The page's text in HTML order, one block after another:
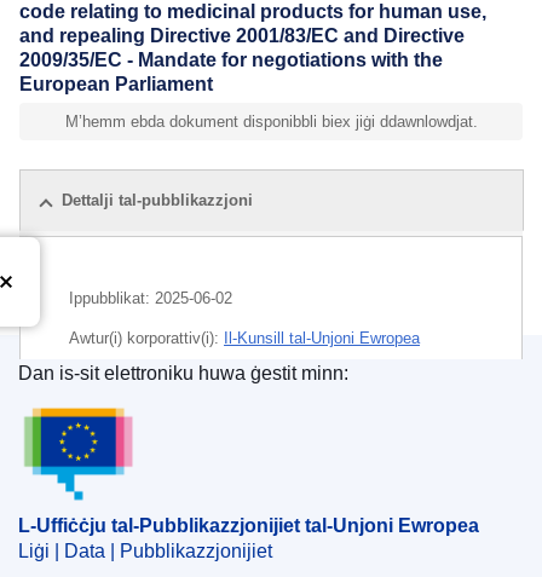
code relating to medicinal products for human use,
and repealing Directive 2001/83/EC and Directive
2009/35/EC - Mandate for negotiations with the
European Parliament
M’hemm ebda dokument disponibbli biex jiġi ddawnlowdjat.
Dettalji tal-pubblikazzjoni
Ippubblikat: 2025-06-02
Awtur(i) korporattiv(i): Il-Kunsill tal-Unjoni Ewropea
IMMC : ST 9285 2025 INIT
L-Uffiċċju tal-Pubblikazzjonijiet tal-Unjoni
Dan is-sit elettroniku huwa ġestit minn:
L-Uffiċċju tal-Pubblikazzjonijiet tal-Unjoni Ewropea
Liġi | Data | Pubblikazzjonijiet